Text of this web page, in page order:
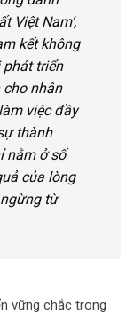
Việt Nam’,
kết không
triển
cho nhân
việc đầy
thành
nằm ở số
của lòng
từ
vững chắc trong